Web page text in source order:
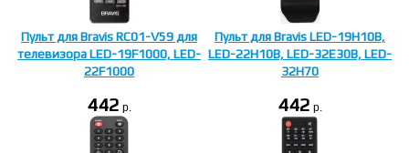
Пульт для Bravis RC01-V59 для
телевизора LED-19F1000, LED-
22F1000
442 p.
Пульт для Bravis LED-19H10B,
LED-22H10B, LED-32E30B, LED-
32H70
442 p.